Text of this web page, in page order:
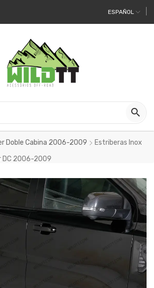
ESPAÑOL

Doble Cabina 2006-2009
Estriberas Inox
DC 2006-2009